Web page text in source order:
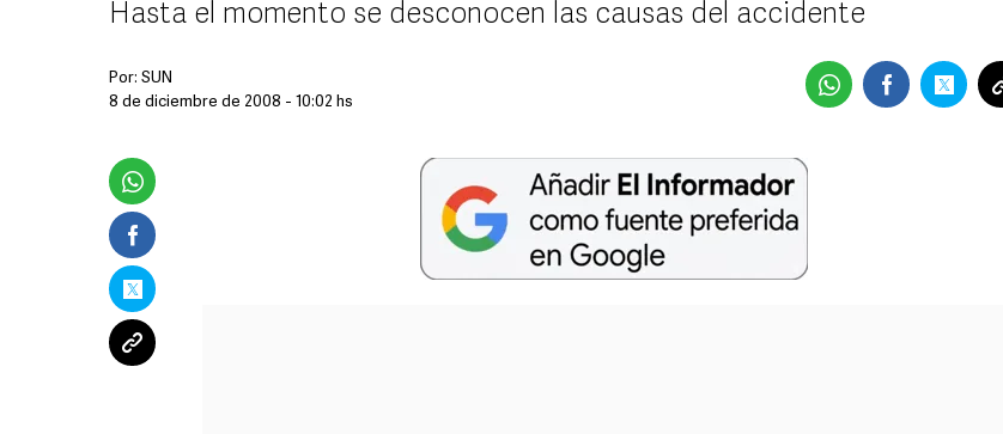
Hasta el momento se desconocen las causas del accidente
Por: SUN
8 de diciembre de 2008 - 10:02 hs